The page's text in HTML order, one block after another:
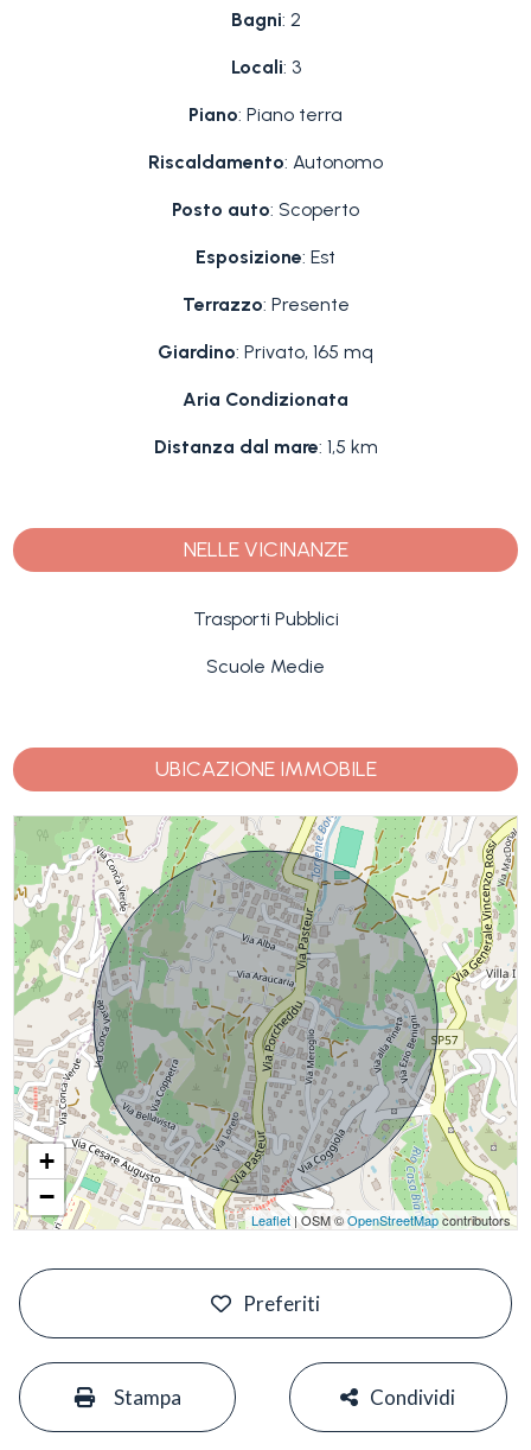
Bagni: 2
Locali: 3
Piano: Piano terra
Riscaldamento: Autonomo
Posto auto: Scoperto
Esposizione: Est
Terrazzo: Presente
Giardino: Privato, 165 mq
Aria Condizionata
Distanza dal mare: 1,5 km
NELLE VICINANZE
Trasporti Pubblici
Scuole Medie
UBICAZIONE IMMOBILE
+
−
Leaflet| OSM ©OpenStreetMapcontributors
Preferiti
Stampa Condividi